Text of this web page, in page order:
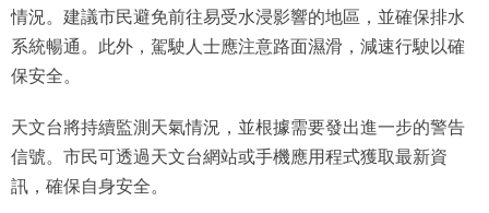
情況。建議市民避免前往易受水浸影響的地區，並確保排水
系統暢通。此外，駕駛人士應注意路面濕滑，減速行駛以確
保安全。
天文台將持續監測天氣情況，並根據需要發出進一步的警告
信號。市民可透過天文台網站或手機應用程式獲取最新資
訊，確保自身安全。